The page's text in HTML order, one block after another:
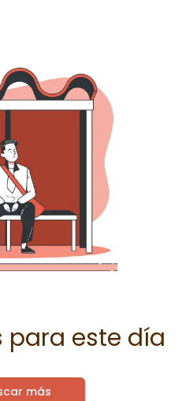
para este día
más